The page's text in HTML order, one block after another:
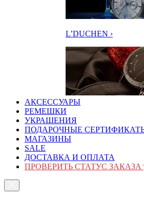
L’DUCHEN ›
АКСЕССУАРЫ
РЕМЕШКИ
УКРАШЕНИЯ
ПОДАРОЧНЫЕ
МАГАЗИНЫ
SALE
ДОСТАВКА И ОПЛАТА
ПРОВЕРИТЬ СТАТУС ЗАКАЗА